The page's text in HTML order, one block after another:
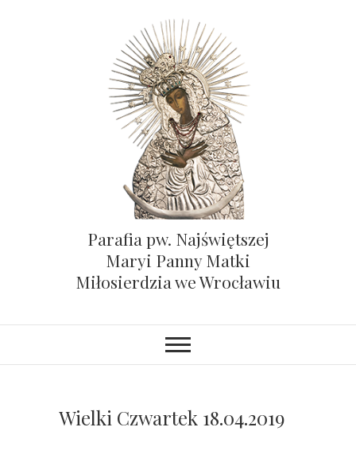
Parafia pw. Najświętszej
Maryi Panny Matki
Miłosierdzia we Wrocławiu
Wielki Czwartek 18.04.2019